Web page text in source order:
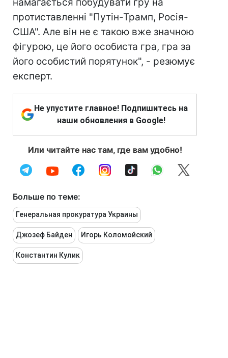
намагається побудувати гру на
протиставленні "Путін-Трамп, Росія-
США". Але він не є такою вже значною
фігурою, це його особиста гра, гра за
його особистий порятунок", - резюмує
експерт.
Не упустите главное! Подпишитесь на
наши обновления в Google!
Или читайте нас там, где вам удобно!
Больше по теме:
Генеральная прокуратура Украины
Джозеф Байден Игорь Коломойский
Константин Кулик